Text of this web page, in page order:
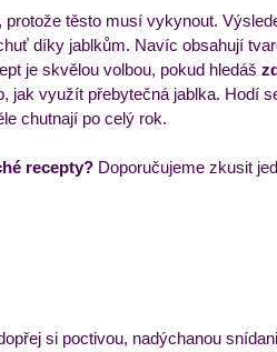
těsto musí vykynout.
díky jablkům. Navíc obsahují
je skvělou volbou, pokud hledáš
jak využít přebytečná jablka. Hodí
chutnají po celý rok.
recepty? Doporučujeme zkusit
si poctivou, nadýchanou